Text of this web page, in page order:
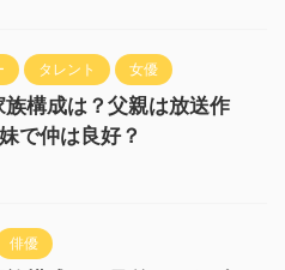
タレント 女優
構成は？父親は放送作
で仲は良好？
俳優